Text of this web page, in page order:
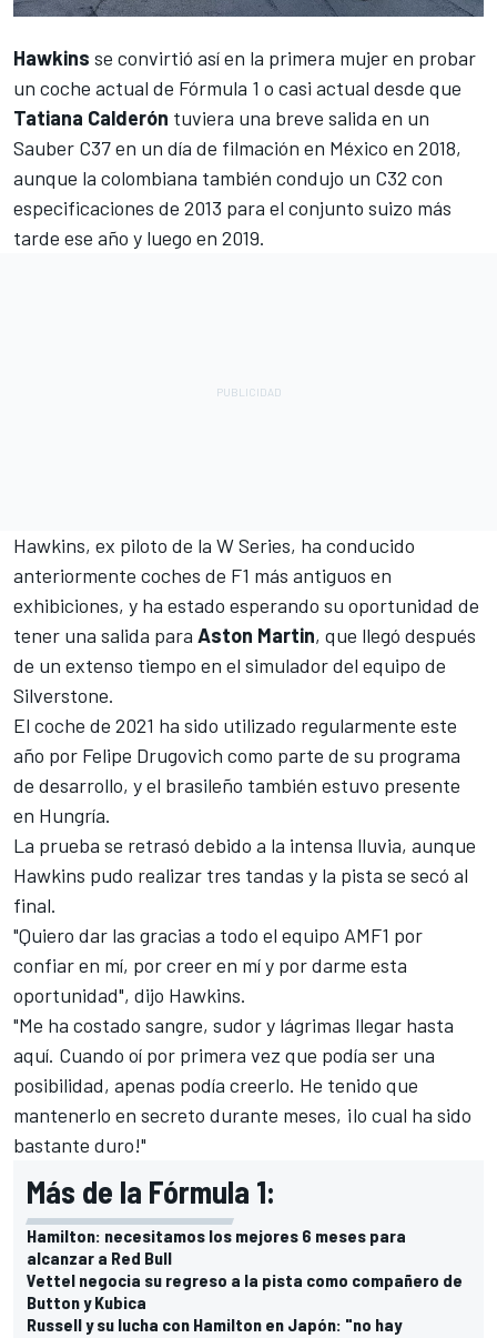
Hawkins se convirtió así en la primera mujer en probar
un coche actual de Fórmula 1 o casi actual desde que
Tatiana Calderón tuviera una breve salida en un
Sauber C37 en un día de filmación en México en 2018,
aunque la colombiana también condujo un C32 con
especificaciones de 2013 para el conjunto suizo más
tarde ese año y luego en 2019.
Hawkins, ex piloto de la W Series, ha conducido
anteriormente coches de F1 más antiguos en
exhibiciones, y ha estado esperando su oportunidad de
tener una salida para Aston Martin, que llegó después
de un extenso tiempo en el simulador del equipo de
Silverstone.
El coche de 2021 ha sido utilizado regularmente este
año por Felipe Drugovich como parte de su programa
de desarrollo, y el brasileño también estuvo presente
en Hungría.
La prueba se retrasó debido a la intensa lluvia, aunque
Hawkins pudo realizar tres tandas y la pista se secó al
final.
"Quiero dar las gracias a todo el equipo AMF1 por
confiar en mí, por creer en mí y por darme esta
oportunidad", dijo Hawkins.
"Me ha costado sangre, sudor y lágrimas llegar hasta
aquí. Cuando oí por primera vez que podía ser una
posibilidad, apenas podía creerlo. He tenido que
mantenerlo en secreto durante meses, ¡lo cual ha sido
bastante duro!"
Más de la Fórmula 1:
Hamilton: necesitamos los mejores 6 meses para
alcanzar a Red Bull
Vettel negocia su regreso a la pista como compañero de
Button y Kubica
Russell y su lucha con Hamilton en Japón: "no hay